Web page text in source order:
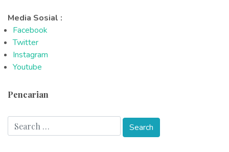
Media Sosial :
Facebook
Twitter
Instagram
Youtube
Pencarian